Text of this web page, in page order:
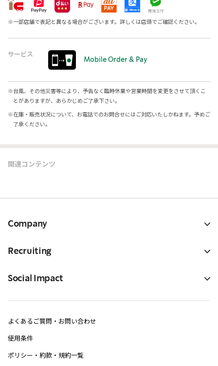
※一部店舗で表記と異なる場合がございます。詳しくは店頭でご確認ください。
サービス
Mobile Order & Pay
※台風、その他災害等により、予告なく臨時休業や営業時間を変更をさせて頂くこ
とがありますが、あらかじめご了承下さい。
※在庫・販売状況について、お電話でのお問合せにはご対応いたしかねます。予めご
了承ください。
関連コンテンツ
Company
Recruiting
Social Impact
よくあるご質問・お問い合わせ
使用条件
ポリシー・約款・規約一覧